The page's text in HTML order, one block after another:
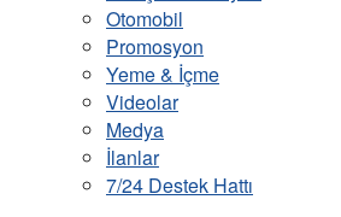
Otomobil
Promosyon
Yeme & İçme
Videolar
Medya
İlanlar
7/24 Destek Hattı